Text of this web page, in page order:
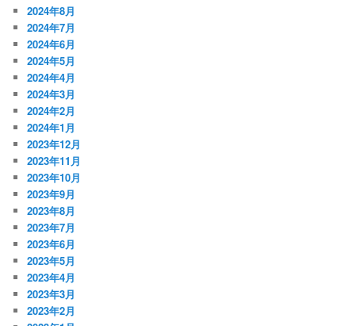
2024年8月
2024年7月
2024年6月
2024年5月
2024年4月
2024年3月
2024年2月
2024年1月
2023年12月
2023年11月
2023年10月
2023年9月
2023年8月
2023年7月
2023年6月
2023年5月
2023年4月
2023年3月
2023年2月